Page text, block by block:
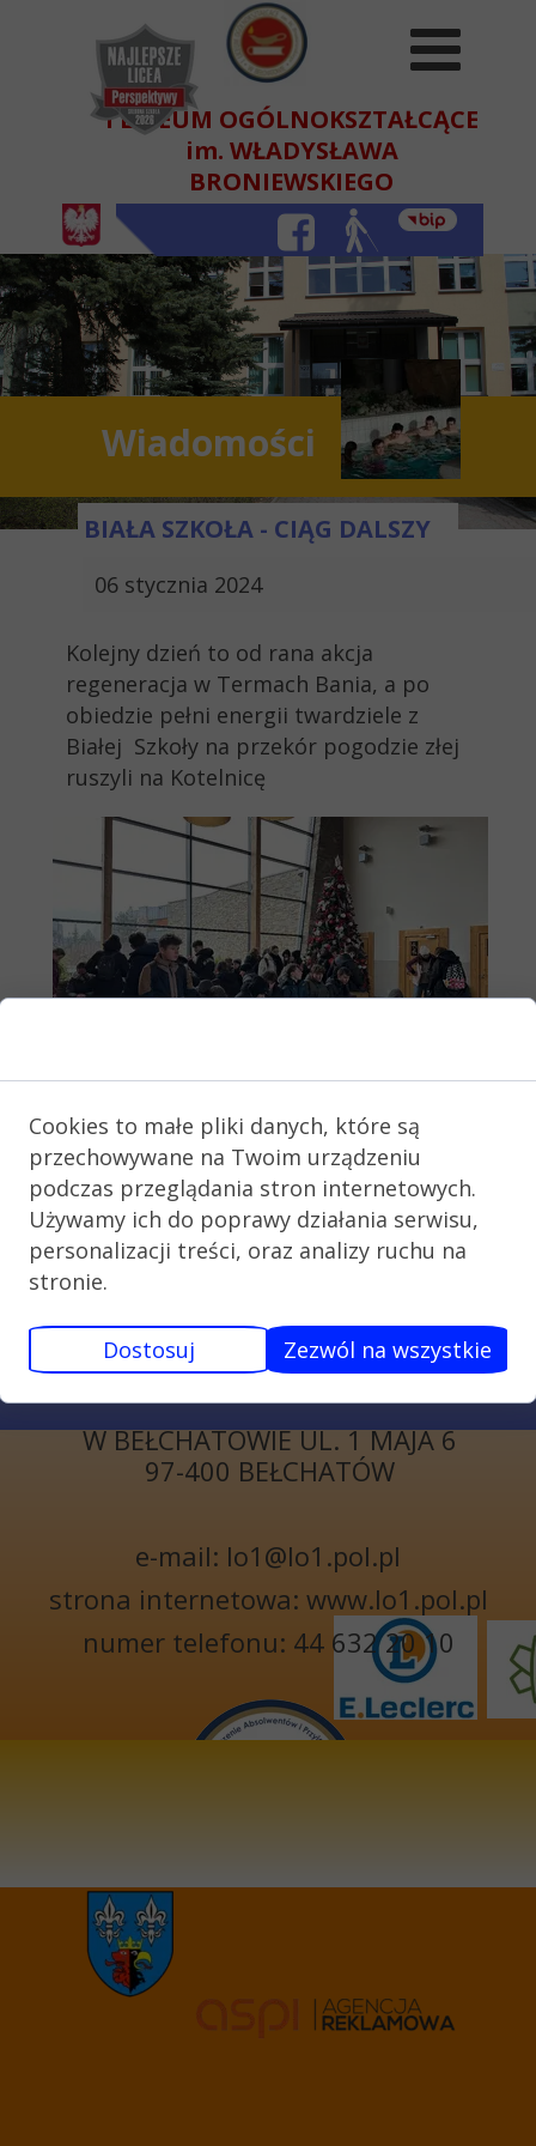
Wiadomości
06 stycznia 2024
BIAŁA SZKOŁA - CIĄG DALSZY
Kolejny dzień to od rana akcja
regeneracja w Termach Bania, a po
obiedzie pełni energii twardziele z
Białej Szkoły na przekór pogodzie złej
ruszyli na Kotelnicę
I LICEUM OGÓLNOKSZTAŁCĄCE
im. WŁADYSŁAWA
BRONIEWSKIEGO
W BEŁCHATOWIE
KONTAKT
e-mail: lo1@lo1.pol.pl
strona internetowa: www.lo1.pol.pl
numer telefonu: 44 632 20 10
I LICEUM
OGÓLNOKSZTAŁCĄCE
W BEŁCHATOWIE UL. 1 MAJA 6
97-400 BEŁCHATÓW
Cookies to małe pliki danych, które są
przechowywane na Twoim urządzeniu
podczas przeglądania stron internetowych.
Używamy ich do poprawy działania serwisu,
personalizacji treści, oraz analizy ruchu na
stronie.
Dostosuj Zezwól na wszystkie